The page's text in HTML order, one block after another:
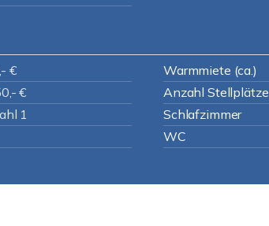
€ Warmmiete (ca.)
€ Anzahl Stellplätze
1 Schlafzimmer
WC